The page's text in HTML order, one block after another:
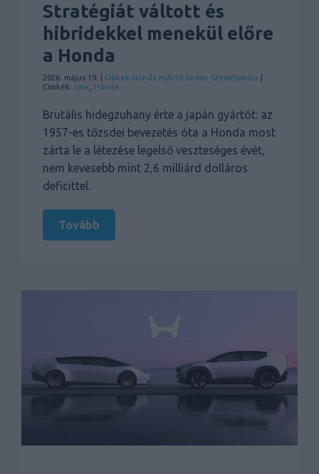
Stratégiát váltott és
hibridekkel menekül előre
a Honda
2026. május 19. | Cikkek Honda Hybrid Sedan Személyauto
Címkék: civic Honda
Brutális hidegzuhany érte a japán gyártót: az
1957-es tőzsdei bevezetés óta a Honda most
zárta le a létezése legelső veszteséges évét,
nem kevesebb mint 2,6 milliárd dolláros
deficittel.
Tovább